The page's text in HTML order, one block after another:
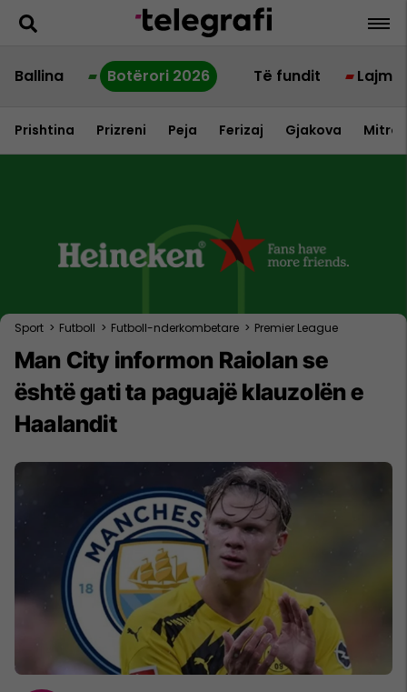
Ballina Botërori 2026 Të fundit Lajme
Prishtina Prizreni Peja Ferizaj Gjakova
Sport > Futboll > Futboll-nderkombetare > Premier League
Man City informon Raiolan se
është gati ta paguajë klauzolën e
Haalandit